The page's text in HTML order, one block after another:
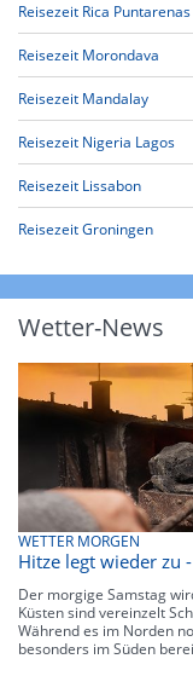
Reisezeit Rica Puntarenas
Reisezeit Morondava
Reisezeit Mandalay
Reisezeit Nigeria Lagos
Reisezeit Lissabon
Reisezeit Groningen
Wetter-News
WETTER MORGEN
Hitze legt wieder zu
Der morgige Samstag
Küsten sind vereinzelt
Während es im Norden
besonders im Süden